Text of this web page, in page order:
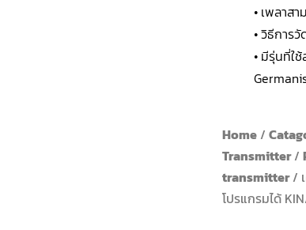
• เพลาส
• วิธีการ
• มีรุ่นที่ใ
Home /
Transmitter/
transmitter/
โปรแกรมได้